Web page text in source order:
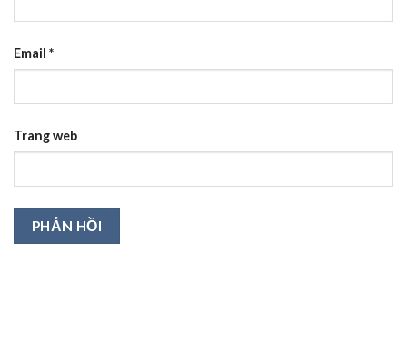
Email *
Trang web